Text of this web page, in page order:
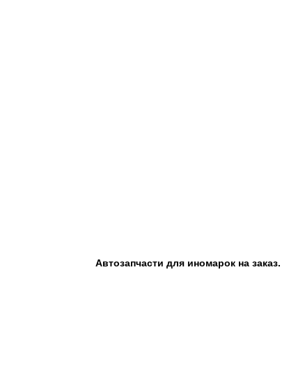
Автозапчасти для иномарок на заказ.